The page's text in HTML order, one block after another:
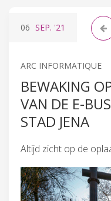
06 SEP. '21
ARC INFORMATIQUE
BEWAKING
VAN DE E-
STAD JENA
Altijd zicht op de